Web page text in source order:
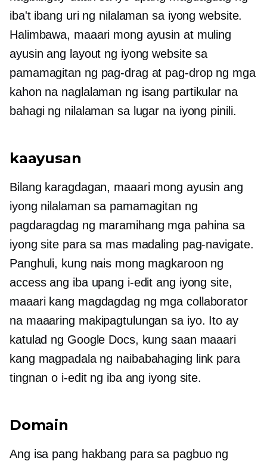
iba't ibang uri ng nilalaman sa iyong website.
Halimbawa, maaari mong ayusin at muling
ayusin ang layout ng iyong website sa
pamamagitan ng pag-drag at pag-drop ng mga
kahon na naglalaman ng isang partikular na
bahagi ng nilalaman sa lugar na iyong pinili.
kaayusan
Bilang karagdagan, maaari mong ayusin ang
iyong nilalaman sa pamamagitan ng
pagdaragdag ng maramihang mga pahina sa
iyong site para sa mas madaling pag-navigate.
Panghuli, kung nais mong magkaroon ng
access ang iba upang i-edit ang iyong site,
maaari kang magdagdag ng mga collaborator
na maaaring makipagtulungan sa iyo. Ito ay
katulad ng Google Docs, kung saan maaari
kang magpadala ng naibabahaging link para
tingnan o i-edit ng iba ang iyong site.
Domain
Ang isa pang hakbang para sa pagbuo ng